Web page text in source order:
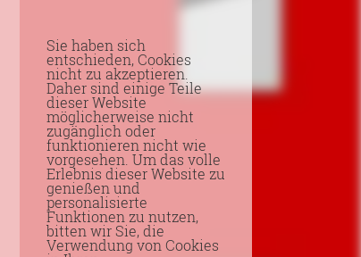
Sie haben sich
entschieden, Cookies
nicht zu akzeptieren.
Daher sind einige Teile
dieser Website
möglicherweise nicht
zugänglich oder
funktionieren nicht wie
vorgesehen. Um das volle
Erlebnis dieser Website zu
genießen und
personalisierte
Funktionen zu nutzen,
bitten wir Sie, die
Verwendung von Cookies